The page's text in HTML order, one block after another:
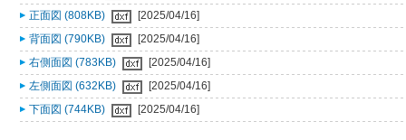
正面図 (808KB)
[2025/04/16]
背面図 (790KB)
[2025/04/16]
右側面図 (783KB)
[2025/04/16]
左側面図 (632KB)
[2025/04/16]
下面図 (744KB)
[2025/04/16]